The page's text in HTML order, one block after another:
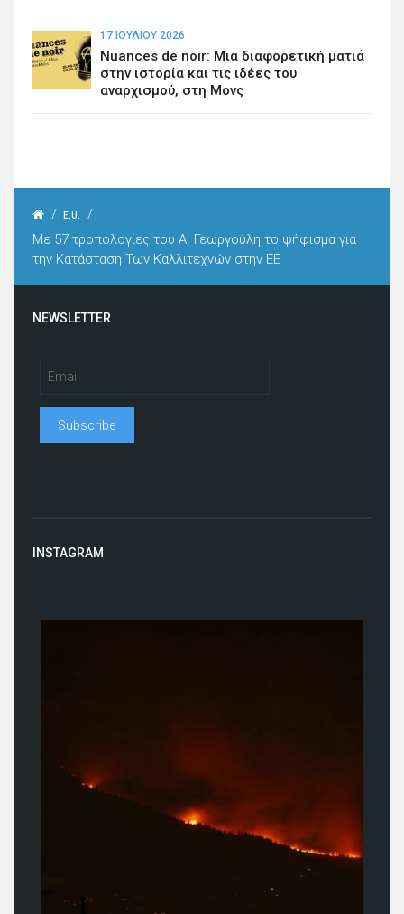
17 ΙΟΥΛΊΟΥ 2026
Nuances de noir: Μια διαφορετική ματιά
στην ιστορία και τις ιδέες του
αναρχισμού, στη Μονς
/ E.U.
/
Με 57 τροπολογίες του Α. Γεωργούλη το ψήφισμα για
την Κατάσταση Των Καλλιτεχνών στην ΕΕ
NEWSLETTER
INSTAGRAM